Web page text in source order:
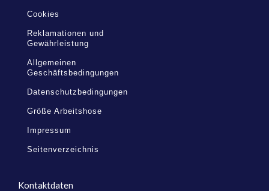
Cookies
Reklamationen und
Gewährleistung
Allgemeinen
Geschäftsbedingungen
Datenschutzbedingungen
Größe Arbeitshose
Impressum
Seitenverzeichnis
Kontaktdaten